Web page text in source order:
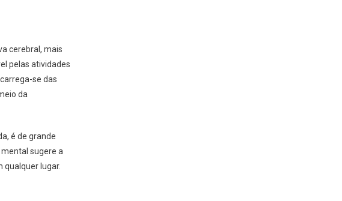
cerebral, mais
pelas atividades
se das
da
é de grande
sugere a
lugar.